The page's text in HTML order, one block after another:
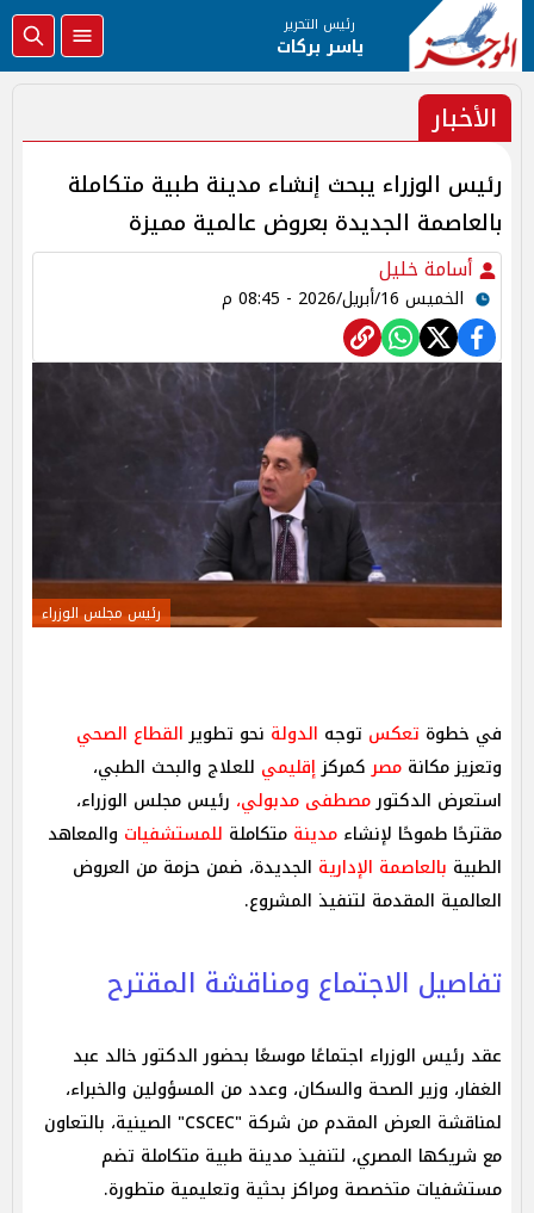
رئيس التحرير
ياسر بركات
الأخبار
رئيس الوزراء يبحث إنشاء مدينة طبية متكاملة
بالعاصمة الجديدة بعروض عالمية مميزة
أسامة خليل
الخميس 16/أبريل/2026 - 08:45 م
رئيس مجلس الوزراء
في خطوة تعكس توجه الدولة نحو تطويرالقطاع الصحي
وتعزيز مكانة مصركمركزإقليمي للعلاج والبحث الطبي،
استعرض الدكتورمصطفى مدبولي، رئيس مجلس الوزراء،
مقترحًا طموحًا لإنشاء مدينة متكاملة للمستشفيات والمعاهد
الطبية بالعاصمة الإدارية الجديدة، ضمن حزمة من العروض
العالمية المقدمة لتنفيذ المشروع.
تفاصيل الاجتماع ومناقشة المقترح
عقد رئيس الوزراء اجتماعًا موسعًا بحضور الدكتور خالد عبد
الغفار، وزير الصحة والسكان، وعدد من المسؤولين والخبراء،
لمناقشة العرض المقدم من شركة "CSCEC" الصينية، بالتعاون
مع شريكها المصري، لتنفيذ مدينة طبية متكاملة تضم
مستشفيات متخصصة ومراكز بحثية وتعليمية متطورة.